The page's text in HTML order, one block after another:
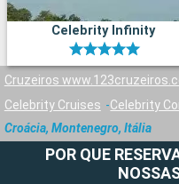
Celebrity Infinity
Cruzeiros
Celebrity Cruises
Celebrity
Croácia, Montenegro, Itália
POR QUE